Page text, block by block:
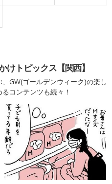
けトピックス【関西】
GW(ゴールデンウィーク)の楽し
コンテンツも続々！